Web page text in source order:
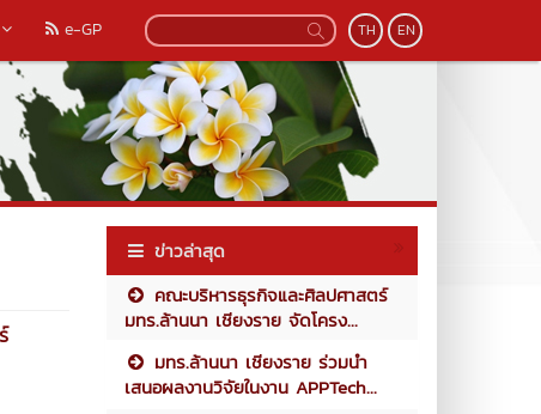
e-GP TH EN
ข่าวล่าสุด
คณะบริหารธุรกิจและศิลปศาสตร์
มทร.ล้านนา เชียงราย จัดโครง...
มทร.ล้านนา เชียงราย ร่วมนำ
เสนอผลงานวิจัยในงาน APPTech...